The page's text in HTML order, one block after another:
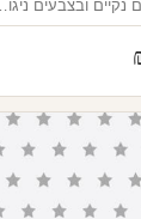
נקיים ובצבעים ניגו…
מחירים:
עד